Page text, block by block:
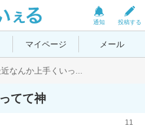
投稿する
通知
マイページ メール
なんか上手くいっ...
てて神
11